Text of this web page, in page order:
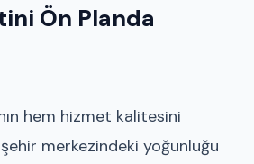
Ön Planda
hem hizmet kalitesini
şehir merkezindeki yoğunluğu